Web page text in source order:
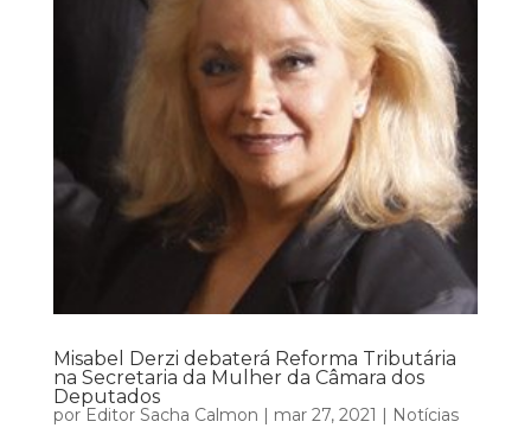
Misabel Derzi debaterá Reforma Tributária
na Secretaria da Mulher da Câmara dos
Deputados
por Editor Sacha Calmon | mar 27, 2021 | Notícias